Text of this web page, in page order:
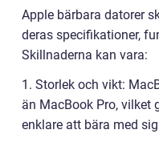
Apple bärbara datorer
deras specifikationer,
Skillnaderna kan vara:
1. Storlek och vikt:
än MacBook Pro, vilket
enklare att bära med